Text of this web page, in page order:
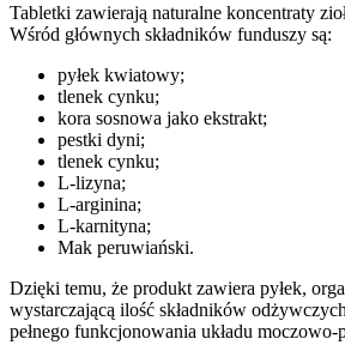
Tabletki zawierają naturalne koncentraty
Wśród głównych składników funduszy są:
pyłek kwiatowy;
tlenek cynku;
kora sosnowa jako ekstrakt;
pestki dyni;
tlenek cynku;
L-lizyna;
L-arginina;
L-karnityna;
Mak peruwiański.
Dzięki temu, że produkt zawiera pyłek,
wystarczającą ilość składników
pełnego funkcjonowania układu moczowo-